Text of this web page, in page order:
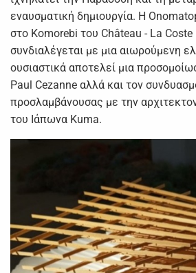
εναυσματική δημιουργία. Η
στο Komorebi του Château - La Coste
συνδιαλέγεται με μια αιωρούμενη
ουσιαστικά αποτελεί μια
Paul Cezanne αλλά και τον
προσλαμβάνουσας με την
του Ιάπωνα Kuma.